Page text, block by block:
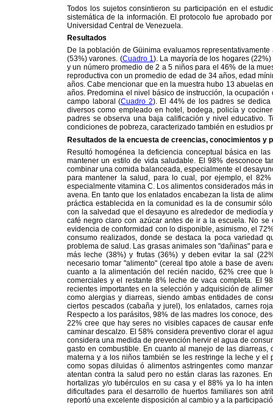
Todos los sujetos consintieron su participación en el
sistemática de la información. El protocolo fue aprobado
Universidad Central de Venezuela.
Resultados
De la población de Güinima evaluamos
(53%) varones. (Cuadro 1). La mayoría de los hogares
y un número promedio de 2 a 5 niños para el 46% de la
reproductiva con un promedio de edad de 34 años, edad
años. Cabe mencionar que en la muestra hubo 13 abuelas
años. Predomina el nivel básico de instrucción, la
campo laboral (Cuadro 2). El 44% de los padres se
diversos como empleado en hotel, bodega, policía y
padres se observa una baja calificación y nivel educativo.
condiciones de pobreza, caracterizado también en estudios
Resultados de la encuesta de creencias, conocimientos y
Resultó homogénea la deficiencia conceptual básica en
mantener un estilo de vida saludable. El 98% desconoce
combinar una comida balanceada, especialmente el
para mantener la salud, para lo cual, por ejemplo, el
especialmente vitamina C. Los alimentos considerados más
avena. En tanto que los enlatados encabezan la lista de
práctica establecida en la comunidad es la de consumir
con la salvedad que el desayuno es alrededor de mediodía
café negro claro con azúcar antes de ir a la escuela. No
evidencia de conformidad con lo disponible, asimismo, el
consumo realizados, donde se destaca la poca variedad
problema de salud. Las grasas animales son "dañinas" para
más leche (38%) y frutas (36%) y deben evitar la sal
necesario tomar "alimento" (cereal tipo atole a base de
cuanto a la alimentación del recién nacido, 62% cree que
comerciales y el restante 8% leche de vaca completa. El
recientes importantes en la selección y adquisición de
como alergias y diarreas, siendo ambas entidades de
ciertos pescados (cabaña y jurel), los enlatados, carnes
Respecto a los parásitos, 98% de las madres los conoce,
22% cree que hay seres no visibles capaces de causar
caminar descalzo. El 58% considera preventivo clorar el
considera una medida de prevención hervir el agua de
gasto en combustible. En cuanto al manejo de las
materna y a los niños también se les restringe la leche y el
como sopas diluidas ó alimentos astringentes como
atentan contra la salud pero no están claras las razones.
hortalizas y/o tubérculos en su casa y el 88% ya lo ha
dificultades para el desarrollo de huertos familiares son
reportó una excelente disposición al cambio y a la